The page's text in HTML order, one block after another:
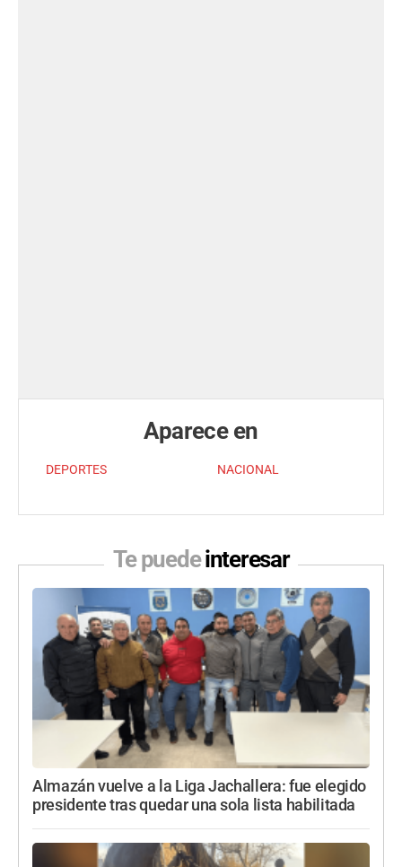
Aparece en
DEPORTES NACIONAL
Te puedeinteresar
Almazán vuelve a la Liga Jachallera: fue elegido
presidente tras quedar una sola lista habilitada